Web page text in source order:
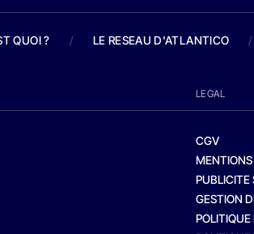
QUOI ? / LE RESEAU D'ATLANTICO /
LEGAL
CGV
MENTIONS
PUBLICITE
GESTION